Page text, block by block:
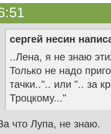
сергей несин
..Лена, я не знаю
Только не надо
тачки..".. или ".. за
Троцкому..."
что Лупа, не знаю.